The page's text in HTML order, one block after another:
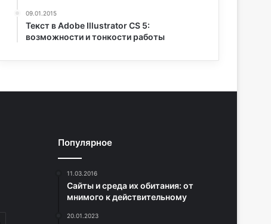
09.01.2015
Текст в Adobe Illustrator CS 5:
возможности и тонкости работы
Популярное
11.03.2016
Сайты и среда их обитания: от
мнимого к действительному
20.01.2023